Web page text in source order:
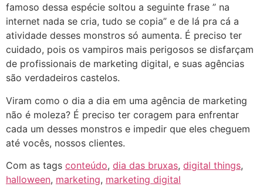
famoso dessa espécie soltou a seguinte frase ” na
internet nada se cria, tudo se copia” e de lá pra cá a
atividade desses monstros só aumenta. É preciso ter
cuidado, pois os vampiros mais perigosos se disfarçam
de profissionais de marketing digital, e suas agências
são verdadeiros castelos.
Viram como o dia a dia em uma agência de marketing
não é moleza? É preciso ter coragem para enfrentar
cada um desses monstros e impedir que eles cheguem
até vocês, nossos clientes.
Com as tags conteúdo, dia das bruxas, digital things,
halloween, marketing, marketing digital